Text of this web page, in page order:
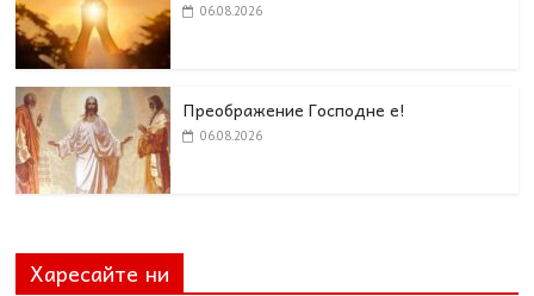
06.08.2026
Преображение Господне е!
06.08.2026
Харесайте ни